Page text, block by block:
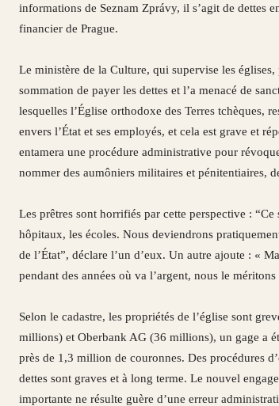
informations de Seznam Zprávy, il s’agit de dettes
financier de Prague.
Le ministère de la Culture, qui supervise les
sommation de payer les dettes et l’a menacé de
lesquelles l’Église orthodoxe des Terres tchèques,
envers l’État et ses employés, et cela est grave et
entamera une procédure administrative pour
nommer des aumôniers militaires et pénitentiaires,
Les prêtres sont horrifiés par cette perspective :
hôpitaux, les écoles. Nous deviendrons
de l’État”, déclare l’un d’eux. Un autre ajoute : «
pendant des années où va l’argent, nous le
Selon le cadastre, les propriétés de l’église sont
millions) et Oberbank AG (36 millions), un gage a
près de 1,3 million de couronnes. Des procédures
dettes sont graves et à long terme. Le nouvel
importante ne résulte guère d’une erreur